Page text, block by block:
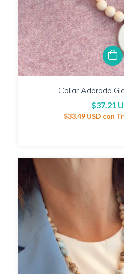
Collar Adorado
$37.21
$33.49 USD con